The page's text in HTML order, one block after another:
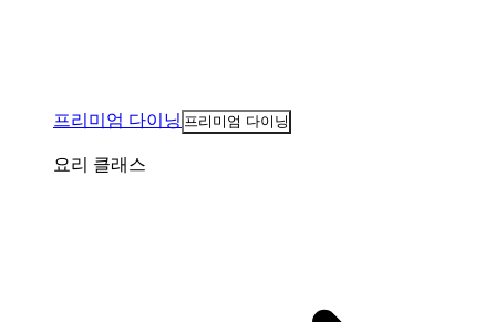
프리미엄 다이닝 프리미엄 다이닝
요리 클래스